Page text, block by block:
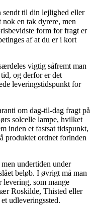
til din lejlighed eller
en tak dyrere, men
form for fragt er
af at du er i kort
vigtig såfremt man
og derfor er det
leveringstidspunkt for
om dag-til-dag fragt på
solcelle lampe, hvilket
inden et fastsat tidspunkt,
produktet ordnet forinden
undertiden under
beløb. I øvrigt må man
som mange
Roskilde, Thisted eller
udleveringssted.